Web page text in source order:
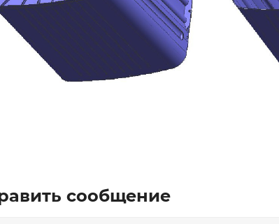
сообщение